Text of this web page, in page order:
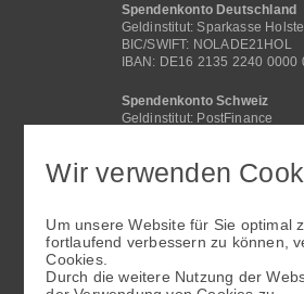
Spendenkonto Deutschland
Geldinstitut: Sparkasse
BIC/SWIFT: NOLADE21HOL
IBAN: DE16 2135 2240 0000
Spendenkonto Schweiz
Geldinstitut: PostFinance
BIC/SWIFT: NOLADE21HOL
IBAN: DE16 2135 2240 0000
Fußbereichsmenü
Wir verwenden
Um unsere Website für Sie optimal
fortlaufend verbessern zu können,
Cookies.
Durch die weitere Nutzung der